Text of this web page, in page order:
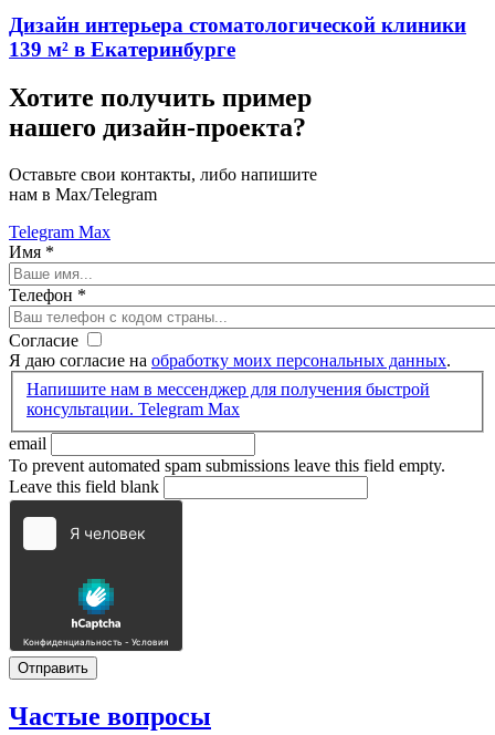
Дизайн интерьера стоматологической клиники
139 м² в Екатеринбурге
Хотите получить пример
нашего дизайн-проекта?
Оставьте свои контакты, либо напишите
нам в Max/Telegram
Telegram Max
Имя *
Телефон *
Согласие
Я даю согласие на обработку моих персональных данных.
Напишите нам в мессенджер для получения быстрой
консультации. Telegram Max
email
To prevent automated spam submissions leave this field empty.
Leave this field blank
Частые вопросы